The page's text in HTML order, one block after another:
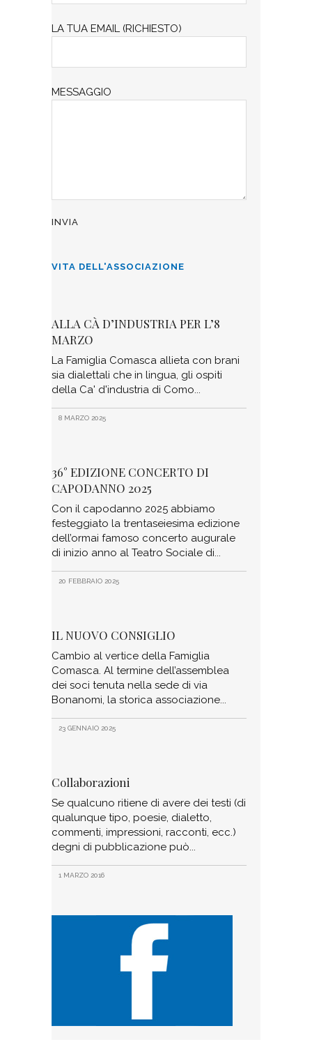
LA TUA EMAIL (RICHIESTO)
MESSAGGIO
VITA DELL'ASSOCIAZIONE
ALLA CÀ D’INDUSTRIA PER L’8
MARZO
La Famiglia Comasca allieta con brani
sia dialettali che in lingua, gli ospiti
della Ca' d'industria di Como
8 MARZO 2025
36° EDIZIONE CONCERTO DI
CAPODANNO 2025
Con il capodanno 2025 abbiamo
festeggiato la trentaseiesima edizione
dell’ormai famoso concerto augurale
di inizio anno al Teatro Sociale di
20 FEBBRAIO 2025
IL NUOVO CONSIGLIO
Cambio al vertice della Famiglia
Comasca. Al termine dell’assemblea
dei soci tenuta nella sede di via
Bonanomi, la storica associazione
23 GENNAIO 2025
Collaborazioni
Se qualcuno ritiene di avere dei testi (di
qualunque tipo, poesie, dialetto,
commenti, impressioni, racconti, ecc.)
degni di pubblicazione può
1 MARZO 2016